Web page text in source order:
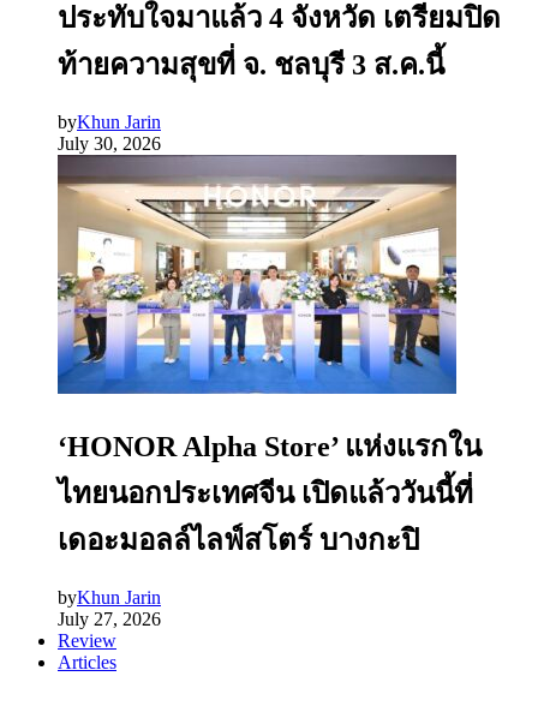
ประทับใจมาแล้ว 4 จังหวัด เตรียมปิด
ท้ายความสุขที่ จ. ชลบุรี 3 ส.ค.นี้
byKhun Jarin
July 30, 2026
‘HONOR Alpha Store’ แห่งแรกใน
ไทยนอกประเทศจีน เปิดแล้ววันนี้ที่
เดอะมอลล์ไลฟ์สโตร์ บางกะปิ
byKhun Jarin
July 27, 2026
Review
Articles